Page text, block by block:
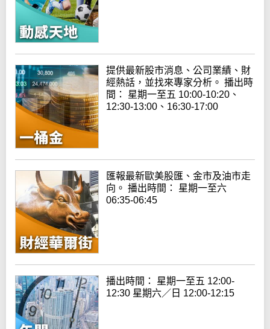
提供最新股市消息、公司業績、財
經熱話，並找來專家分析。 播出時
間： 星期一至五 10:00-10:20、
12:30-13:00、16:30-17:00
匯報最新歐美股匯、金市及油市走
向。 播出時間： 星期一至六
06:35-06:45
播出時間： 星期一至五 12:00-
12:30 星期六／日 12:00-12:15